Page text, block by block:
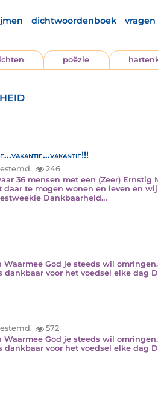
dichtwoordenboek vragen
poëzie
246
36 mensen met een (Zeer)
te mogen wonen en leven en
Dankbaarheid…
God je steeds wil
voor het voedsel elke dag
572
God je steeds wil
voor het voedsel elke dag